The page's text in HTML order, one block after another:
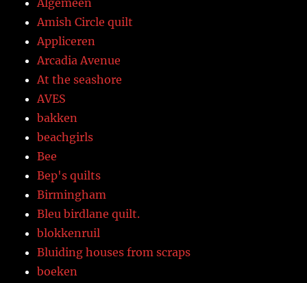
Algemeen
Amish Circle quilt
Appliceren
Arcadia Avenue
At the seashore
AVES
bakken
beachgirls
Bee
Bep's quilts
Birmingham
Bleu birdlane quilt.
blokkenruil
Bluiding houses from scraps
boeken